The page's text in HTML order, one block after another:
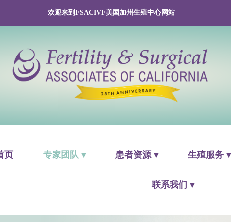
欢迎来到FSACIVF美国加州生殖中心网站
页 专家团队 ▾ 患者资源 ▾ 生殖服务 ▾
联系我们 ▾